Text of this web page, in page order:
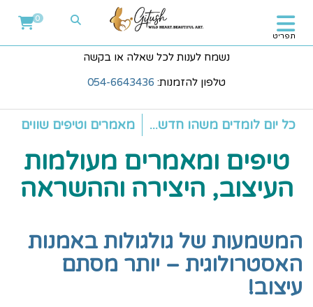
נשמח לענות לכל שאלה או בקשה
טלפון להזמנות: 054-6643436
תפריט
0
כל יום לומדים משהו חדש... מאמרים וטיפים שווים
טיפים ומאמרים מעולמות
העיצוב, היצירה וההשראה
המשמעות של גולגולות באמנות
האסטרולוגית – יותר מסתם
עיצוב!